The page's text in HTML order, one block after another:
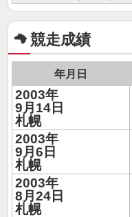
競走成績
年月日
2003年
9月14日
札幌
2003年
9月6日
札幌
2003年
8月24日
札幌